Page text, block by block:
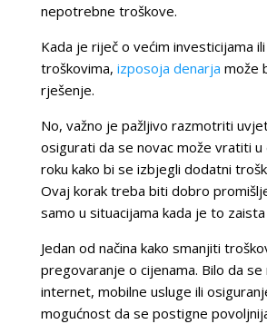
nepotrebne troškove.
Kada je riječ o većim investicijama
troškovima, izposoja denarja može
rješenje.
No, važno je pažljivo razmotriti
osigurati da se novac može vratiti
roku kako bi se izbjegli dodatni
Ovaj korak treba biti dobro
samo u situacijama kada je to zaista
Jedan od načina kako smanjiti
pregovaranje o cijenama. Bilo da se
internet, mobilne usluge ili
mogućnost da se postigne